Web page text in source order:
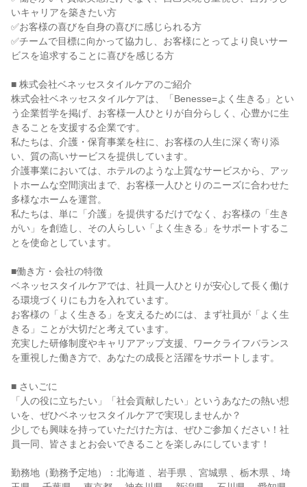
いキャリアを築きたい方
✅お客様の喜びを自身の喜びに感じられる方
✅チームで目標に向かって協力し、お客様にとってより良いサー
ビスを追求することに喜びを感じる方
■ 株式会社ベネッセスタイルケアのご紹介
株式会社ベネッセスタイルケアは、「Benesse=よく生きる」とい
う企業哲学を掲げ、お客様一人ひとりが自分らしく、心豊かに生
きることを支援する企業です。
私たちは、介護・保育事業を柱に、お客様の人生に深く寄り添
い、質の高いサービスを提供しています。
介護事業においては、ホテルのような上質なサービスから、アッ
トホームな空間演出まで、お客様一人ひとりのニーズに合わせた
多様なホームを運営。
私たちは、単に「介護」を提供するだけでなく、お客様の「生き
がい」を創造し、その人らしい「よく生きる」をサポートするこ
とを使命としています。
■働き方・会社の特徴
ベネッセスタイルケアでは、社員一人ひとりが安心して長く働け
る環境づくりにも力を入れています。
お客様の「よく生きる」を支えるためには、まず社員が「よく生
きる」ことが大切だと考えています。
充実した研修制度やキャリアアップ支援、ワークライフバランス
を重視した働き方で、あなたの成長と活躍をサポートします。
■ さいごに
「人の役に立ちたい」「社会貢献したい」というあなたの熱い想
いを、ぜひベネッセスタイルケアで実現しませんか？
少しでも興味を持っていただけた方は、ぜひご参加ください！社
員一同、皆さまとお会いできることを楽しみにしています！
勤務地（勤務予定地）：北海道 、岩手県 、宮城県 、栃木県 、埼